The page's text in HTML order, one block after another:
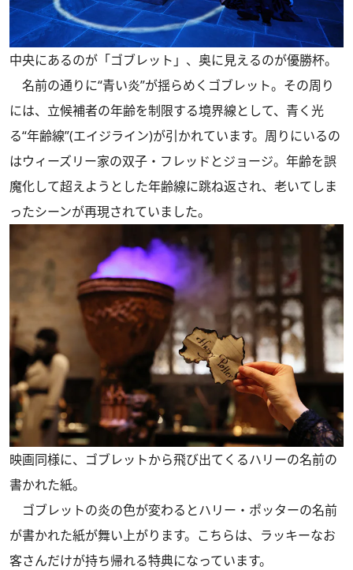
中央にあるのが「ゴブレット」、奥に見えるのが優勝杯。
名前の通りに“青い炎”が揺らめくゴブレット。その周り
には、立候補者の年齢を制限する境界線として、青く光
る“年齢線”(エイジライン)が引かれています。周りにいるの
はウィーズリー家の双子・フレッドとジョージ。年齢を誤
魔化して超えようとした年齢線に跳ね返され、老いてしま
ったシーンが再現されていました。
映画同様に、ゴブレットから飛び出てくるハリーの名前の
書かれた紙。
ゴブレットの炎の色が変わるとハリー・ポッターの名前
が書かれた紙が舞い上がります。こちらは、ラッキーなお
客さんだけが持ち帰れる特典になっています。